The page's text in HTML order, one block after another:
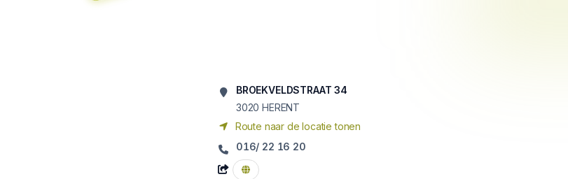
BROEKVELDSTRAAT 34
3020 HERENT
Route naar de locatie tonen
016/ 22 16 20